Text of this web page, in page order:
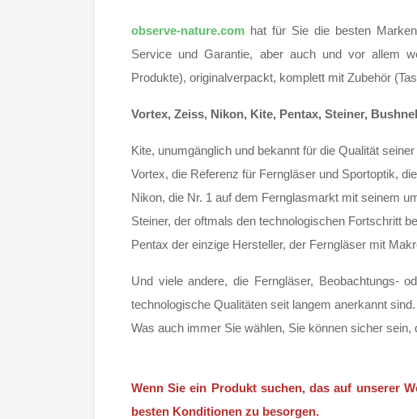
observe-nature.com hat für Sie die besten
Service und Garantie, aber auch und vor allem
Produkte), originalverpackt, komplett mit Zubehör
Vortex, Zeiss, Nikon, Kite, Pentax, Steiner,
Kite, unumgänglich und bekannt für die Qualität
Vortex, die Referenz für Ferngläser und Sportoptik,
Nikon, die Nr. 1 auf dem Fernglasmarkt mit seinem
Steiner, der oftmals den technologischen Fortschritt
Pentax der einzige Hersteller, der Ferngläser mit
Und viele andere, die Ferngläser, Beobachtungs-
technologische Qualitäten seit langem anerkannt sind.
Was auch immer Sie wählen, Sie können sicher
Wenn Sie ein Produkt suchen, das auf unserer
besten Konditionen zu besorgen.